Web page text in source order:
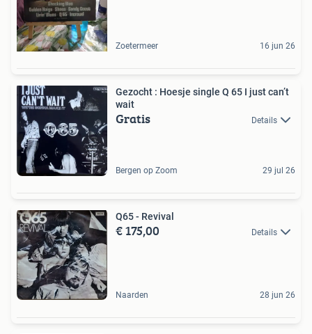
Zoetermeer 16 jun 26
Gezocht : Hoesje single Q 65 I just can’t
wait
Gratis Details
Bergen op Zoom 29 jul 26
Q65 - Revival
€ 175,00 Details
Naarden 28 jun 26